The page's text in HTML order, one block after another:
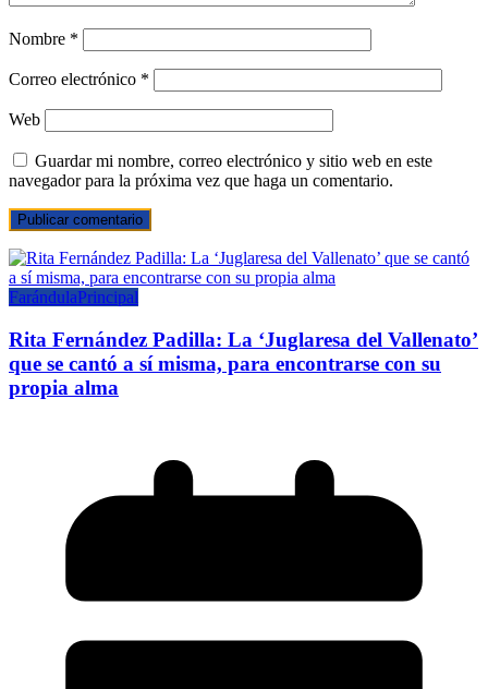
Nombre *
Correo electrónico *
Web
Guardar mi nombre, correo electrónico y sitio web en este
navegador para la próxima vez que haga un comentario.
FarándulaPrincipal
Rita Fernández Padilla: La ‘Juglaresa del Vallenato’
que se cantó a sí misma, para encontrarse con su
propia alma